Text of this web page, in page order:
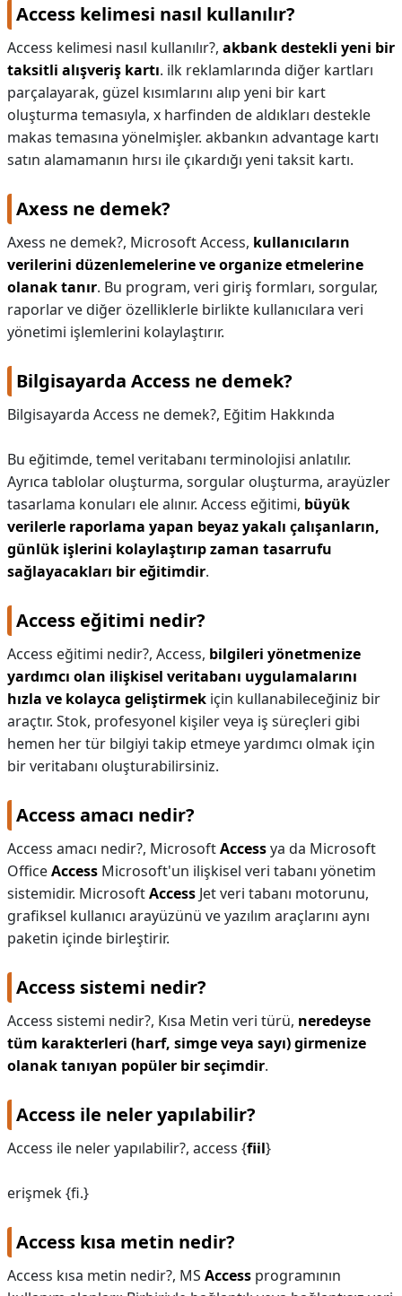
Access kelimesi nasıl kullanılır?
Access kelimesi nasıl kullanılır?, akbank destekli yeni bir
taksitli alışveriş kartı. ilk reklamlarında diğer kartları
parçalayarak, güzel kısımlarını alıp yeni bir kart
oluşturma temasıyla, x harfinden de aldıkları destekle
makas temasına yönelmişler. akbankın advantage kartı
satın alamamanın hırsı ile çıkardığı yeni taksit kartı.
Axess ne demek?
Axess ne demek?, Microsoft Access, kullanıcıların
verilerini düzenlemelerine ve organize etmelerine
olanak tanır. Bu program, veri giriş formları, sorgular,
raporlar ve diğer özelliklerle birlikte kullanıcılara veri
yönetimi işlemlerini kolaylaştırır.
Bilgisayarda Access ne demek?
Bilgisayarda Access ne demek?, Eğitim Hakkında
Bu eğitimde, temel veritabanı terminolojisi anlatılır.
Ayrıca tablolar oluşturma, sorgular oluşturma, arayüzler
tasarlama konuları ele alınır. Access eğitimi, büyük
verilerle raporlama yapan beyaz yakalı çalışanların,
günlük işlerini kolaylaştırıp zaman tasarrufu
sağlayacakları bir eğitimdir.
Access eğitimi nedir?
Access eğitimi nedir?, Access, bilgileri yönetmenize
yardımcı olan ilişkisel veritabanı uygulamalarını
hızla ve kolayca geliştirmek için kullanabileceğiniz bir
araçtır. Stok, profesyonel kişiler veya iş süreçleri gibi
hemen her tür bilgiyi takip etmeye yardımcı olmak için
bir veritabanı oluşturabilirsiniz.
Access amacı nedir?
Access amacı nedir?, MicrosoftAccessya da Microsoft
OfficeAccess Microsoft'un ilişkisel veri tabanı yönetim
sistemidir. MicrosoftAccess Jet veri tabanı motorunu,
grafiksel kullanıcı arayüzünü ve yazılım araçlarını aynı
paketin içinde birleştirir.
Access sistemi nedir?
Access sistemi nedir?, Kısa Metin veri türü, neredeyse
tüm karakterleri (harf, simge veya sayı) girmenize
olanak tanıyan popüler bir seçimdir.
Access ile neler yapılabilir?
Access ile neler yapılabilir?, access {fiil}
erişmek {fi.}
Access kısa metin nedir?
Access kısa metin nedir?, MS Access programının